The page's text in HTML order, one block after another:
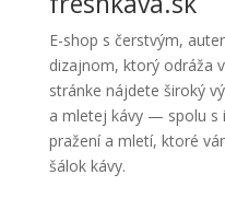
E-shop s čerstvým,
dizajnom, ktorý odráža
stránke nájdete široký
a mletej kávy — spolu s
pražení a mletí, ktoré
šálok kávy.